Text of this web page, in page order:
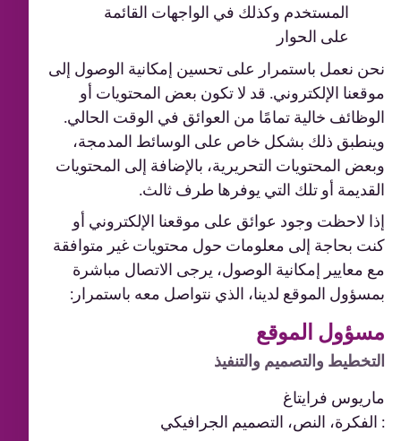
المستخدم وكذلك في الواجهات القائمة
على الحوار
نحن نعمل باستمرار على تحسين إمكانية الوصول إلى
موقعنا الإلكتروني. قد لا تكون بعض المحتويات أو
الوظائف خالية تمامًا من العوائق في الوقت الحالي.
وينطبق ذلك بشكل خاص على الوسائط المدمجة،
وبعض المحتويات التحريرية، بالإضافة إلى المحتويات
القديمة أو تلك التي يوفرها طرف ثالث.
إذا لاحظت وجود عوائق على موقعنا الإلكتروني أو
كنت بحاجة إلى معلومات حول محتويات غير متوافقة
مع معايير إمكانية الوصول، يرجى الاتصال مباشرة
بمسؤول الموقع لدينا، الذي نتواصل معه باستمرار:
مسؤول الموقع
التخطيط والتصميم والتنفيذ
ماريوس فرايتاغ
: الفكرة، النص، التصميم الجرافيكي